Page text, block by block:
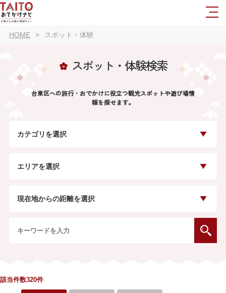
HOME スポット・体験
スポット・体験検索
台東区への旅行・おでかけに役立つ観光スポットや遊び場情
報を探せます。
カテゴリを選択
エリアを選択
現在地からの距離を選択
該当件数320件